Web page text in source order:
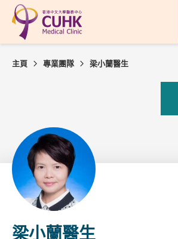
Skip to main content
主頁 專業團隊 梁小蘭醫生
梁小蘭醫生